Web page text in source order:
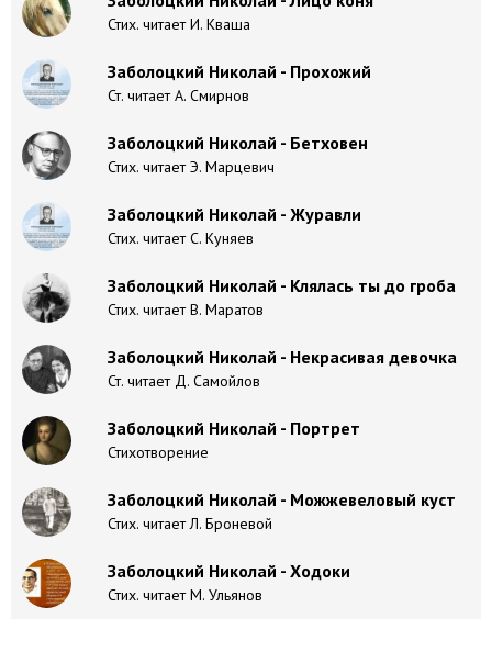
Стих. читает И. Кваша
Заболоцкий Николай - Прохожий
Ст. читает А. Смирнов
Заболоцкий Николай - Бетховен
Стих. читает Э. Марцевич
Заболоцкий Николай - Журавли
Стих. читает С. Куняев
Заболоцкий Николай - Клялась ты до гроба
Стих. читает В. Маратов
Заболоцкий Николай - Некрасивая девочка
Ст. читает Д. Самойлов
Заболоцкий Николай - Портрет
Стихотворение
Заболоцкий Николай - Можжевеловый куст
Стих. читает Л. Броневой
Заболоцкий Николай - Ходоки
Стих. читает М. Ульянов